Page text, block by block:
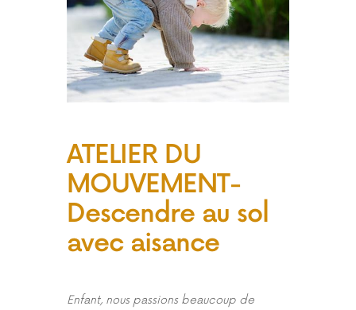
ATELIER DU
MOUVEMENT-
Descendre au sol
avec aisance
Enfant, nous passions beaucoup de